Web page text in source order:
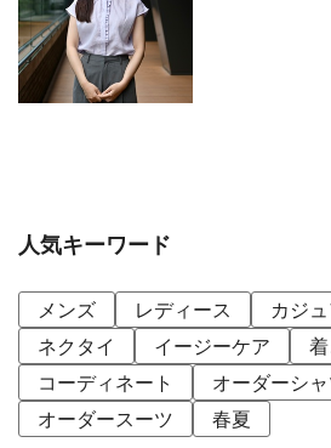
人気キーワード
メンズ レディース
カジ
ネクタイ
イージーケア
コーディネート
オーダーシ
オーダースーツ
春夏